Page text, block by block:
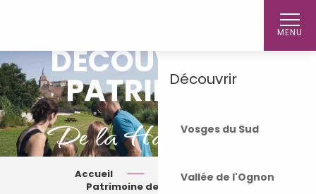
principal
MENU
Découvrir
Vosges du Sud
Vallée de l'Ognon
DÉCOUVREZ LE
PATRIMOINE
De la Haute-Saône
Accueil
S’inspirer
Patrimoine de Haute-Saône